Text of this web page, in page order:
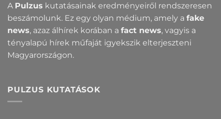
A Pulzus kutatásainak eredményeiről rendszeresen
beszámolunk. Ez egy olyan médium, amely a fake
news, azaz álhírek korában a fact news, vagyis a
tényalapú hírek műfaját igyekszik elterjeszteni
Magyarországon.
PULZUS KUTATÁSOK